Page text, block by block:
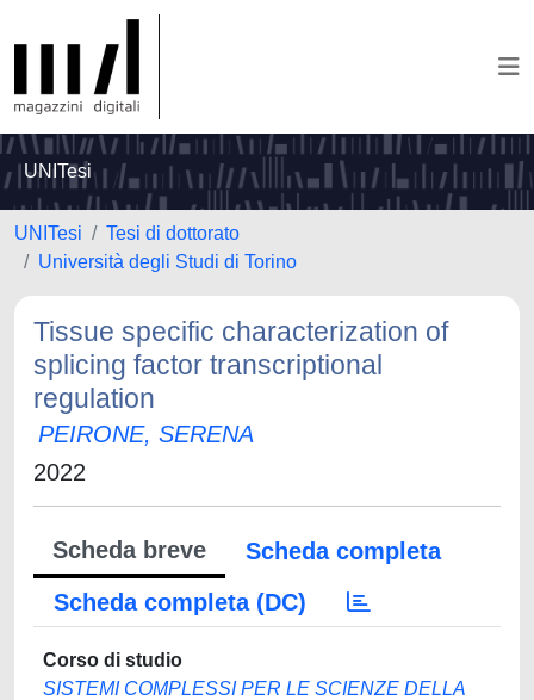
UNITesi
UNITesi
Tesi di dottorato
Università degli Studi di Torino
Tissue specific characterization of
splicing factor transcriptional
regulation
PEIRONE, SERENA
2022
Scheda breve
Scheda completa
Scheda completa (DC)
Corso di studio
SISTEMI COMPLESSI PER LE SCIENZE DELLA